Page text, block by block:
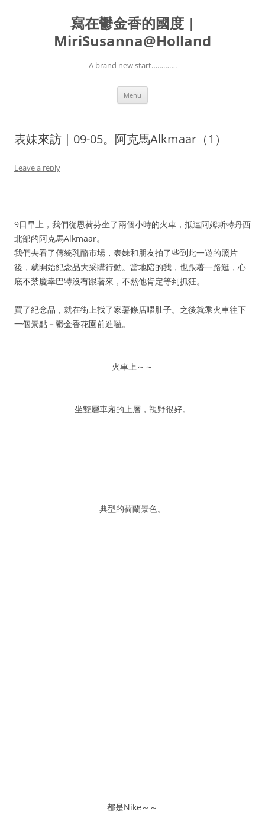
寫在鬱金香的國度 |
MiriSusanna@Holland
A brand new start………….
Menu
表妹來訪｜09-05。阿克馬Alkmaar（1）
Leave a reply
9日早上，我們從恩荷芬坐了兩個小時的火車，抵達阿姆斯特丹西
北部的阿克馬Alkmaar。
我們去看了傳統乳酪市場，表妹和朋友拍了些到此一遊的照片
後，就開始紀念品大采購行動。當地陪的我，也跟著一路逛，心
底不禁慶幸巴特沒有跟著來，不然他肯定等到抓狂。
買了紀念品，就在街上找了家薯條店喂肚子。之後就乘火車往下
一個景點－鬱金香花園前進囉。
火車上～～
坐雙層車廂的上層，視野很好。
典型的荷蘭景色。
都是Nike～～